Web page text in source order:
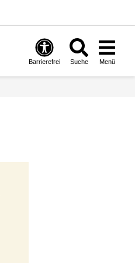
Barrierefrei Suche Menü